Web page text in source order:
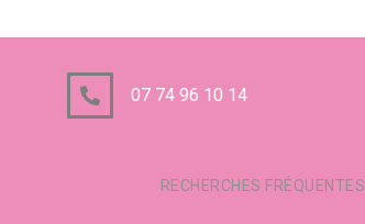
07 74 96 10 14
RECHERCHES FRÉQUENTES